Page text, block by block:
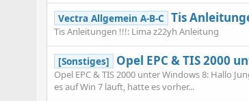
Vectra Allgemein A-B-C Tis
Tis Anleitungen !!!: Lima z22yh Anleitung
[Sonstiges] Opel EPC & TIS 2000
Opel EPC & TIS 2000 unter Windows 8: Hallo
es auf Win 7 läuft, hatte es vorher...